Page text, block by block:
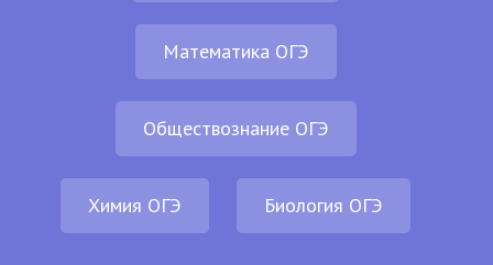
Математика ОГЭ
Обществознание ОГЭ
Химия ОГЭ Биология ОГЭ